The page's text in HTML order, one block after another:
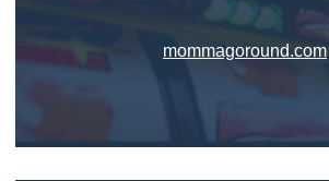
mommagoround.com